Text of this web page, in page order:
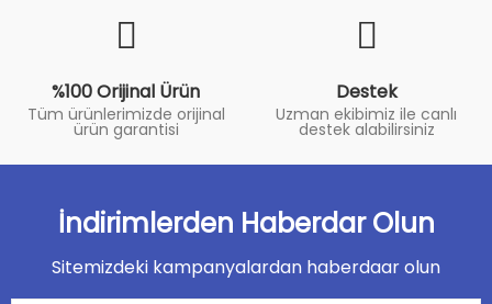
%100 Orijinal Ürün
Tüm ürünlerimizde orijinal
ürün garantisi
Destek
Uzman ekibimiz ile canlı
destek alabilirsiniz
İndirimlerden Haberdar Olun
Sitemizdeki kampanyalardan haberdaar olun